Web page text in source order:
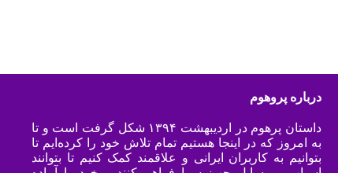
درباره پروهوم
داستان پرهوم در اردیبهشت ۱۳۹۴ شکل گرفت است و تا
به امروز که در اینجا هستیم تمام تلاش خود را کرده‌ایم تا
بتوانیم به کاربران ایرانی و علاقمند کمک کنیم تا بتوانند